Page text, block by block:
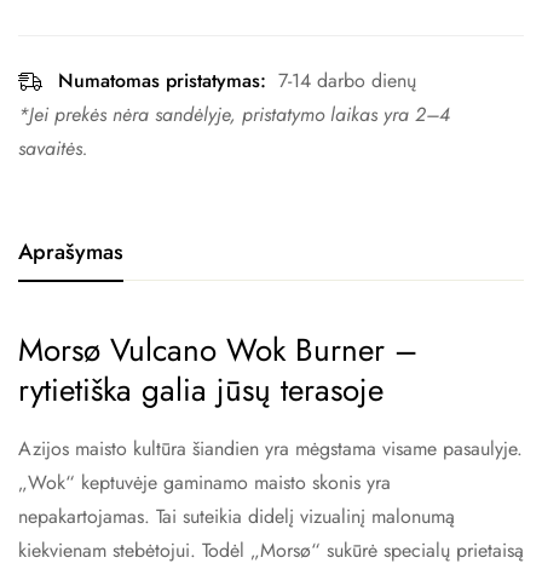
Numatomas pristatymas: 7-14 darbo dienų
*Jei prekės nėra sandėlyje, pristatymo laikas yra 2–4 ​​
savaitės.
Aprašymas
Morsø Vulcano Wok Burner –
rytietiška galia jūsų terasoje
Azijos maisto kultūra šiandien yra mėgstama visame pasaulyje.
„Wok“ keptuvėje gaminamo maisto skonis yra
nepakartojamas. Tai suteikia didelį vizualinį malonumą
kiekvienam stebėtojui. Todėl „Morsø“ sukūrė specialų prietaisą